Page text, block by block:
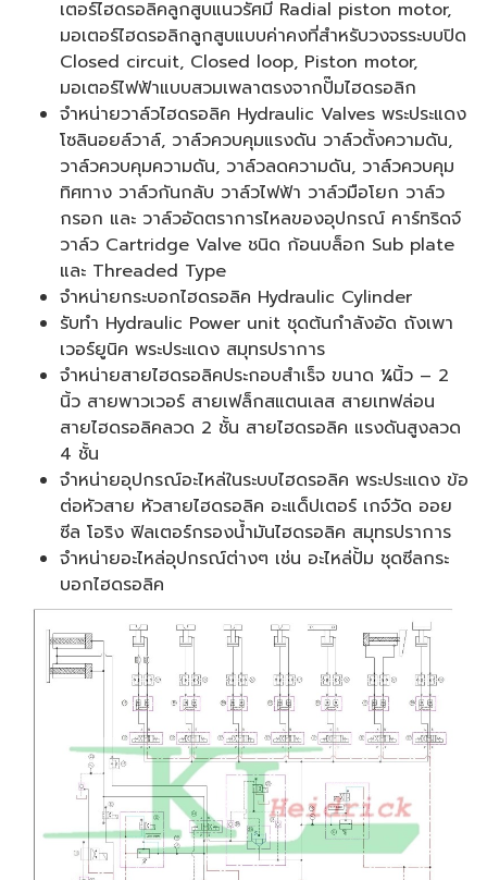
เตอร์ไฮดรอลิคลูกสูบแนวรัศมี Radial piston motor,
มอเตอร์ไฮดรอลิกลูกสูบแบบค่าคงที่สำหรับวงจรระบบปิด
Closed circuit, Closed loop, Piston motor,
มอเตอร์ไฟฟ้าแบบสวมเพลาตรงจากปั๊มไฮดรอลิก
จำหน่ายวาล์วไฮดรอลิค Hydraulic Valves พระประแดง
โซลินอยล์วาล์, วาล์วควบคุมแรงดัน วาล์วตั้งความดัน,
วาล์วควบคุมความดัน, วาล์วลดความดัน, วาล์วควบคุม
ทิศทาง วาล์วกันกลับ วาล์วไฟฟ้า วาล์วมือโยก วาล์ว
กรอก และ วาล์วอัดตราการไหลของอุปกรณ์ คาร์ทริดจ์
วาล์ว Cartridge Valve ชนิด ก้อนบล็อก Sub plate
และ Threaded Type
จำหน่ายกระบอกไฮดรอลิค Hydraulic Cylinder
รับทำ Hydraulic Power unit ชุดต้นกำลังอัด ถังเพา
เวอร์ยูนิค พระประแดง สมุทรปราการ
จำหน่ายสายไฮดรอลิคประกอบสำเร็จ ขนาด ¼นิ้ว – 2
นิ้ว สายพาวเวอร์ สายเฟล็กสแตนเลส สายเทฟล่อน
สายไฮดรอลิคลวด 2 ชั้น สายไฮดรอลิค แรงดันสูงลวด
4 ชั้น
จำหน่ายอุปกรณ์อะไหล่ในระบบไฮดรอลิค พระประแดง ข้อ
ต่อหัวสาย หัวสายไฮดรอลิค อะแด็ปเตอร์ เกจ์วัด ออย
ซีล โอริง ฟิลเตอร์กรองน้ำมันไฮดรอลิค สมุทรปราการ
จำหน่ายอะไหล่อุปกรณ์ต่างๆ เช่น อะไหล่ปั้ม ชุดซีลกระ
บอกไฮดรอลิค